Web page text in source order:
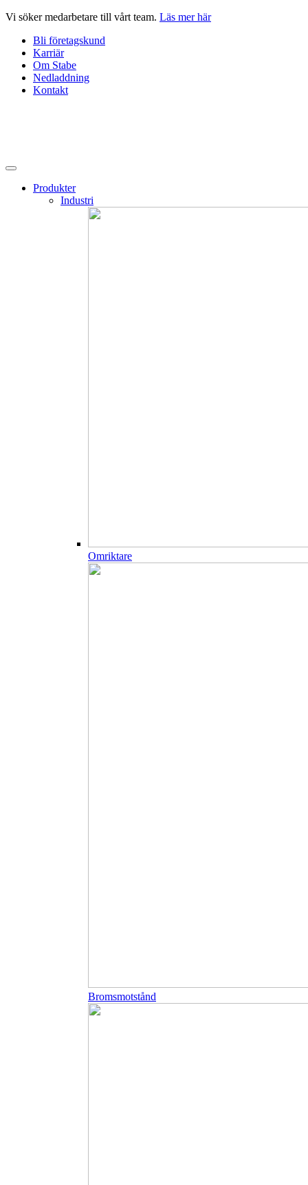
Hoppa
innehåll
Vi söker medarbetare till vårt team. Läs mer här
Bli företagskund
Karriär
Om Stabe
Nedladdning
Kontakt
Produkter
Industri
Omriktare
Bromsmotstånd